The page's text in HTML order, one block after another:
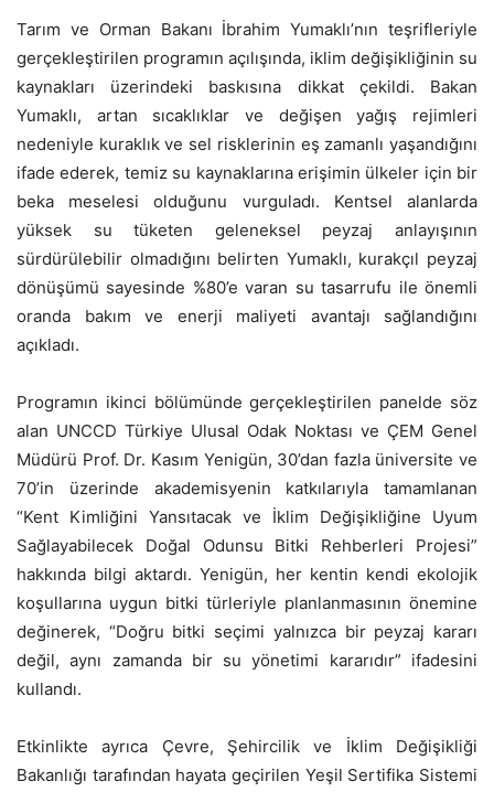
Tarım ve Orman Bakanı İbrahim Yumaklı’nın teşrifleriyle
gerçekleştirilen programın açılışında, iklim değişikliğinin su
kaynakları üzerindeki baskısına dikkat çekildi. Bakan
Yumaklı, artan sıcaklıklar ve değişen yağış rejimleri
nedeniyle kuraklık ve sel risklerinin eş zamanlı yaşandığını
ifade ederek, temiz su kaynaklarına erişimin ülkeler için bir
beka meselesi olduğunu vurguladı. Kentsel alanlarda
yüksek su tüketen geleneksel peyzaj anlayışının
sürdürülebilir olmadığını belirten Yumaklı, kurakçıl peyzaj
dönüşümü sayesinde %80’e varan su tasarrufu ile önemli
oranda bakım ve enerji maliyeti avantajı sağlandığını
açıkladı.
Programın ikinci bölümünde gerçekleştirilen panelde söz
alan UNCCD Türkiye Ulusal Odak Noktası ve ÇEM Genel
Müdürü Prof. Dr. Kasım Yenigün, 30’dan fazla üniversite ve
70’in üzerinde akademisyenin katkılarıyla tamamlanan
“Kent Kimliğini Yansıtacak ve İklim Değişikliğine Uyum
Sağlayabilecek Doğal Odunsu Bitki Rehberleri Projesi”
hakkında bilgi aktardı. Yenigün, her kentin kendi ekolojik
koşullarına uygun bitki türleriyle planlanmasının önemine
değinerek, “Doğru bitki seçimi yalnızca bir peyzaj kararı
değil, aynı zamanda bir su yönetimi kararıdır” ifadesini
kullandı.
Etkinlikte ayrıca Çevre, Şehircilik ve İklim Değişikliği
Bakanlığı tarafından hayata geçirilen Yeşil Sertifika Sistemi